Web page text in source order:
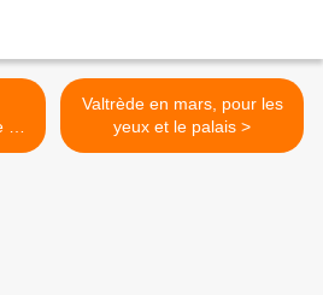
Valtrède en mars, pour les
yeux et le palais >